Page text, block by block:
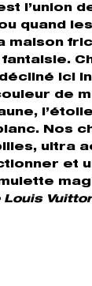
l’union
quand
maison
ici
de
Nos
ultra
et